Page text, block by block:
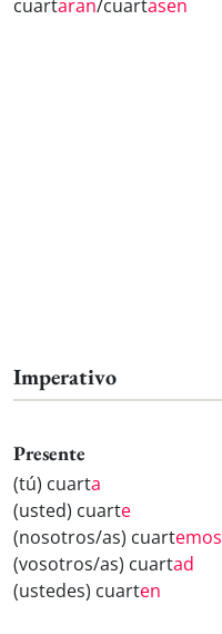
cuartaran/cuartasen
Imperativo
Presente
(tú) cuarta
(usted) cuarte
(nosotros/as) cuartemos
(vosotros/as) cuartad
(ustedes) cuarten